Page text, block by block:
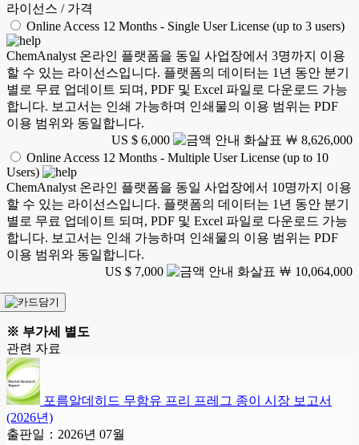
라이선스 / 가격
Online Access 12 Months - Single User License (up to 3 users)
ChemAnalyst 온라인 플랫폼을 동일 사업장에서 3명까지 이용
할 수 있는 라이선스입니다. 플랫폼의 데이터는 1년 동안 분기
별로 무료 업데이트 되며, PDF 및 Excel 파일로 다운로드 가능
합니다. 보고서는 인쇄 가능하며 인쇄물의 이용 범위는 PDF
이용 범위와 동일합니다.
US $ 6,000
￦ 8,626,000
Online Access 12 Months - Multiple User License (up to 10
Users)
ChemAnalyst 온라인 플랫폼을 동일 사업장에서 10명까지 이용
할 수 있는 라이선스입니다. 플랫폼의 데이터는 1년 동안 분기
별로 무료 업데이트 되며, PDF 및 Excel 파일로 다운로드 가능
합니다. 보고서는 인쇄 가능하며 인쇄물의 이용 범위는 PDF
이용 범위와 동일합니다.
US $ 7,000
￦ 10,064,000
※ 부가세 별도
관련 자료
포름알데히드 무함유 프리 프레그 종이 시장 보고서
(2026년)
출판일：2026년 07월